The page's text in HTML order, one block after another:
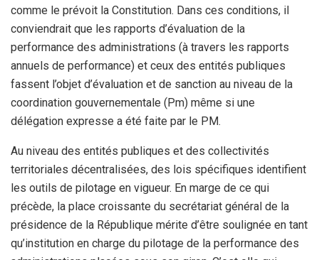
comme le prévoit la Constitution. Dans ces conditions, il
conviendrait que les rapports d’évaluation de la
performance des administrations (à travers les rapports
annuels de performance) et ceux des entités publiques
fassent l’objet d’évaluation et de sanction au niveau de la
coordination gouvernementale (Pm) même si une
délégation expresse a été faite par le PM.
Au niveau des entités publiques et des collectivités
territoriales décentralisées, des lois spécifiques identifient
les outils de pilotage en vigueur. En marge de ce qui
précède, la place croissante du secrétariat général de la
présidence de la République mérite d’être soulignée en tant
qu’institution en charge du pilotage de la performance des